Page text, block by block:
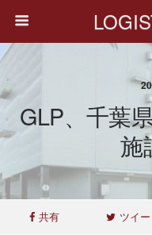
GLP、千葉
施
共有 ツイー